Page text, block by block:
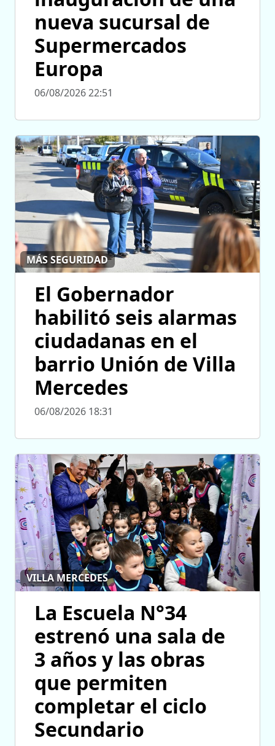
nueva sucursal de
Supermercados
Europa
06/08/2026 22:51
MÁS SEGURIDAD
El Gobernador
habilitó seis alarmas
ciudadanas en el
barrio Unión de Villa
Mercedes
06/08/2026 18:31
VILLA MERCEDES
La Escuela N°34
estrenó una sala de
3 años y las obras
que permiten
completar el ciclo
Secundario